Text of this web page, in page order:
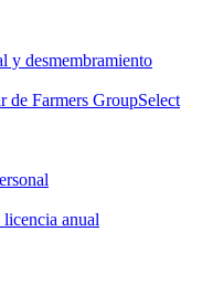
y desmembramiento
de Farmers GroupSelect
anual